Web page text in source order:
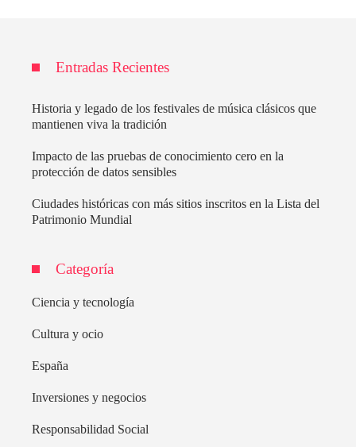
Entradas Recientes
Historia y legado de los festivales de música clásicos que
mantienen viva la tradición
Impacto de las pruebas de conocimiento cero en la
protección de datos sensibles
Ciudades históricas con más sitios inscritos en la Lista del
Patrimonio Mundial
Categoría
Ciencia y tecnología
Cultura y ocio
España
Inversiones y negocios
Responsabilidad Social